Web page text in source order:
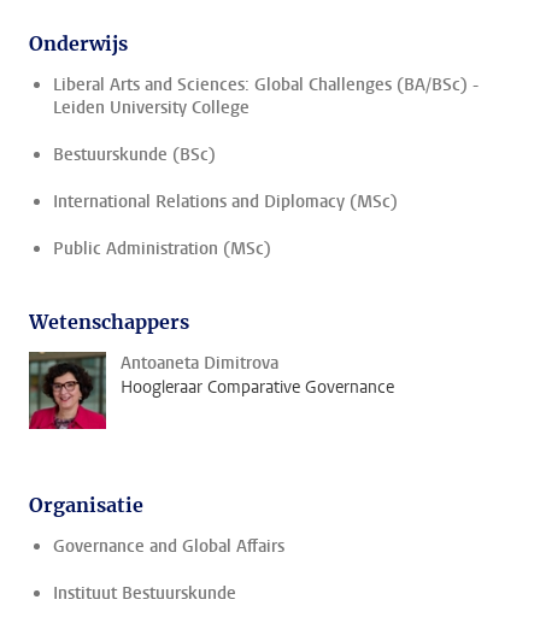
Onderwijs
Liberal Arts and Sciences: Global Challenges (BA/BSc) -
Leiden University College
Bestuurskunde (BSc)
International Relations and Diplomacy (MSc)
Public Administration (MSc)
Wetenschappers
Antoaneta Dimitrova
Hoogleraar Comparative Governance
Organisatie
Governance and Global Affairs
Instituut Bestuurskunde